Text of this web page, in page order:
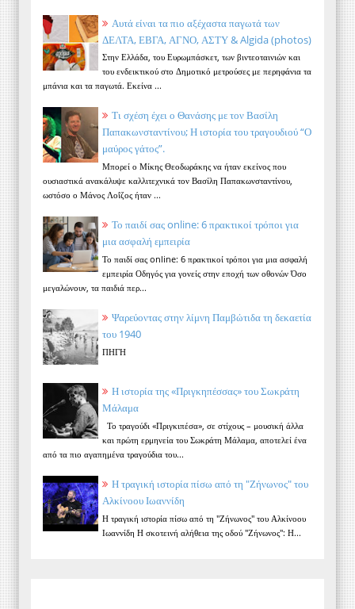
Αυτά είναι τα πιο αξέχαστα παγωτά των
ΔΕΛΤΑ, ΕΒΓΑ, ΑΓΝΟ, ΑΣΤΥ & Algida (photos)
Στην Ελλάδα, του Ευρωμπάσκετ, των βιντεοταινιών και
του ενδεικτικού στο Δημοτικό μετρούσες με περηφάνια τα
μπάνια και τα παγωτά. Εκείνα ...
Τι σχέση έχει ο Θανάσης με τον Βασίλη
Παπακωνσταντίνου; Η ιστορία του τραγουδιού “Ο
μαύρος γάτος”.
Μπορεί ο Μίκης Θεοδωράκης να ήταν εκείνος που
ουσιαστικά ανακάλυψε καλλιτεχνικά τον Βασίλη Παπακωνσταντίνου,
ωστόσο ο Μάνος Λοΐζος ήταν ...
Το παιδί σας online: 6 πρακτικοί τρόποι για
μια ασφαλή εμπειρία
Το παιδί σας online: 6 πρακτικοί τρόποι για μια ασφαλή
εμπειρία Οδηγός για γονείς στην εποχή των οθονών Όσο
μεγαλώνουν, τα παιδιά περ...
Ψαρεύοντας στην λίμνη Παμβώτιδα τη δεκαετία
του 1940
ΠΗΓΗ
Η ιστορία της «Πριγκηπέσσας» του Σωκράτη
Μάλαμα
Το τραγούδι «Πριγκιπέσα», σε στίχους – μουσική άλλα
και πρώτη ερμηνεία του Σωκράτη Μάλαμα, αποτελεί ένα
από τα πιο αγαπημένα τραγούδια του...
Η τραγική ιστορία πίσω από τη "Ζήνωνος" του
Αλκίνοου Ιωαννίδη
Η τραγική ιστορία πίσω από τη "Ζήνωνος" του Αλκίνοου
Ιωαννίδη Η σκοτεινή αλήθεια της οδού "Ζήνωνος": Η...